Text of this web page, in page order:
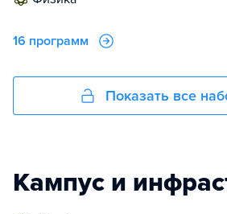
16 программ
Показать все
Кампус и